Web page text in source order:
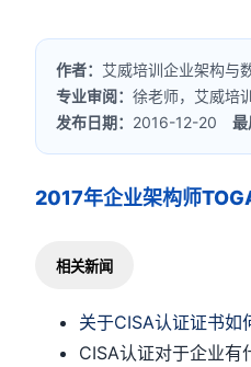
作者： 艾威培训企业架构与
专业审阅：徐老师，艾威培
发布日期： 2016-12-20最
2017年企业架构师
相关新闻
关于CISA认证证书如
CISA认证对于企业有